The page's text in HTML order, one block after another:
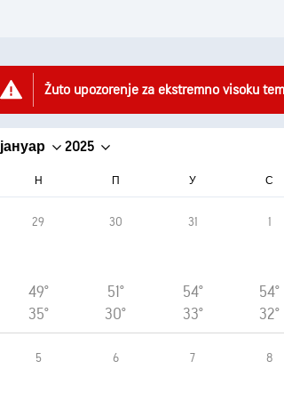
Žuto upozorenje za ekstremno visoku
јануар 2025
Н П У С
29
49°
35°
30
51°
30°
31
54°
33°
1
54°
32°
5 6 7 8